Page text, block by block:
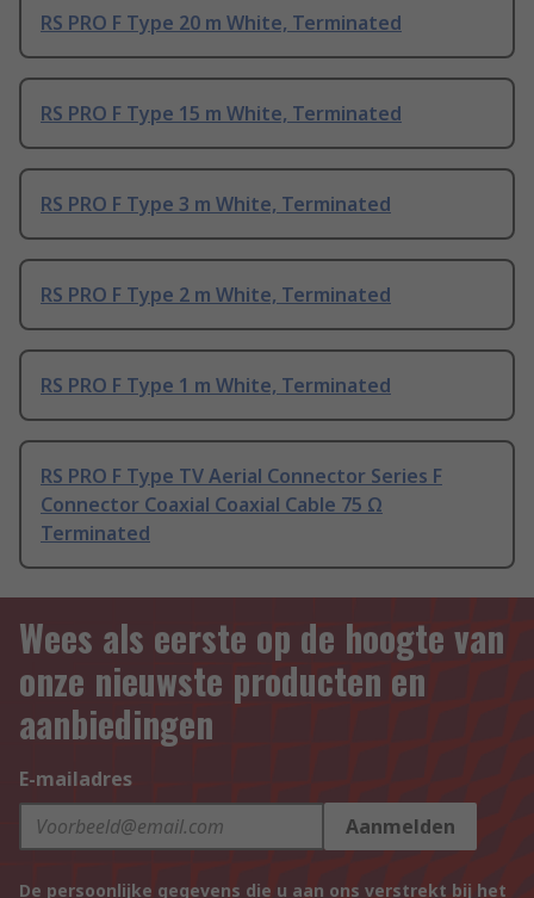
RS PRO F Type 20 m White, Terminated
RS PRO F Type 15 m White, Terminated
RS PRO F Type 3 m White, Terminated
RS PRO F Type 2 m White, Terminated
RS PRO F Type 1 m White, Terminated
RS PRO F Type TV Aerial Connector Series F
Connector Coaxial Coaxial Cable 75 Ω
Terminated
Wees als eerste op de hoogte van
onze nieuwste producten en
aanbiedingen
E-mailadres
Aanmelden
De persoonlijke gegevens die u aan ons verstrekt bij het